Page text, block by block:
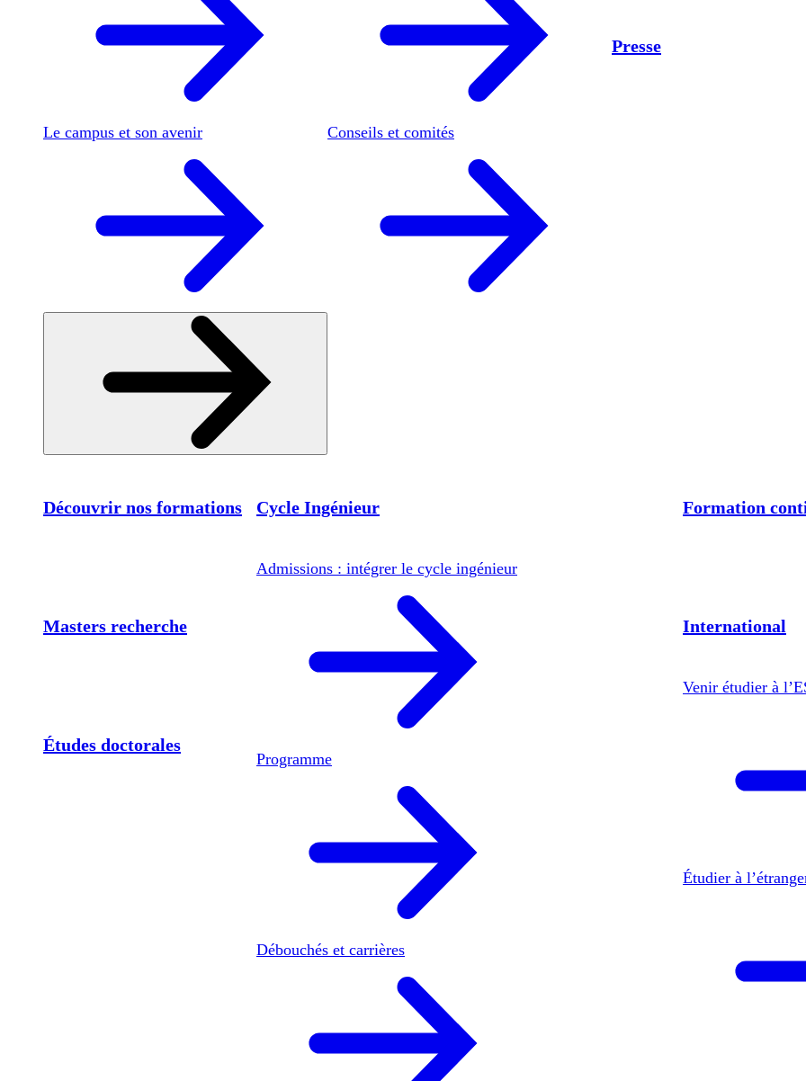
Le campus et son avenir Conseils et comités
Presse
Découvrir nos formations Cycle Ingénieur
Admissions : intégrer le cycle ingénieur
Programme
Débouchés et carrières
Formation
International
Venir étudier à
Étudier à
Masters recherche
Études doctorales